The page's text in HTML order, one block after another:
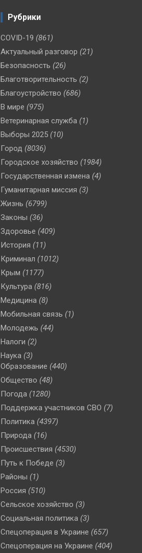
Рубрики
COVID-19 (861)
Актуальный разговор (21)
Безопасность (26)
Благотворительность (2)
Благоустройство (686)
В мире (975)
Ветеринарная служба (1)
Выборы 2025 (10)
Город (8036)
Городское хозяйство (1984)
Государственная измена (4)
Гуманитарная миссия (3)
Жизнь (6799)
Законы (36)
Здоровье (409)
История (11)
Криминал (1012)
Крым (1177)
Культура (816)
Медицина (8)
Мобильная связь (1)
Молодежь (44)
Налоги (2)
Наука (3)
Образование (440)
Общество (48)
Погода (1280)
Поддержка участников СВО (7)
Политика (4397)
Природа (16)
Происшествия (4530)
Путь к Победе (3)
Районы (1)
Россия (510)
Сельское хозяйство (3)
Социальная политика (3)
Спецоперация в Украине (657)
Спецоперация на Украине (404)